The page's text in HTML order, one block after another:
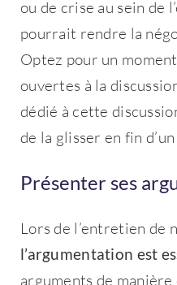
ou de crise au sein de
pourrait rendre la
Optez pour un
ouvertes à la
dédié à cette
de la glisser en fin
Présenter ses
Lors de l’entretien de
l’argumentation est
arguments de